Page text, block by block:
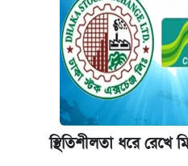
স্থিতিশীলতা ধরে রেখে